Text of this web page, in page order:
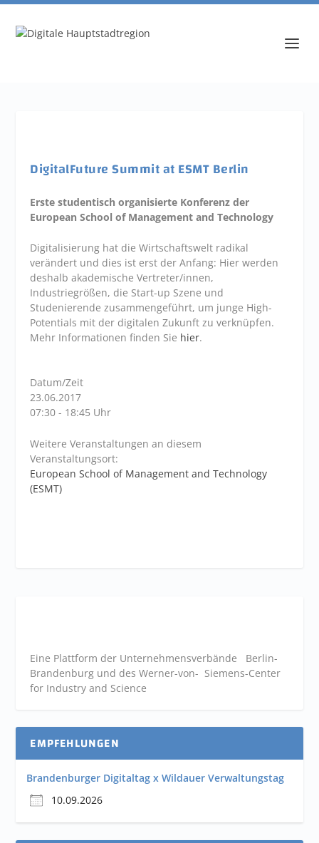
DigitalFuture Summit at ESMT Berlin
Erste studentisch organisierte Konferenz der
European School of Management and Technology
Digitalisierung hat die Wirtschaftswelt radikal
verändert und dies ist erst der Anfang: Hier werden
deshalb akademische Vertreter/innen,
Industriegrößen, die Start-up Szene und
Studenierende zusammengeführt, um junge High-
Potentials mit der digitalen Zukunft zu verknüpfen.
Mehr Informationen finden Sie hier.
Datum/Zeit
23.06.2017
07:30 - 18:45 Uhr
Weitere Veranstaltungen an diesem
Veranstaltungsort:
European School of Management and Technology
(ESMT)
Eine Plattform der Unternehmensverbände Berlin-
Brandenburg und des Werner-von- Siemens-Center
for Industry and Science
EMPFEHLUNGEN
Brandenburger Digitaltag x Wildauer Verwaltungstag
10.09.2026